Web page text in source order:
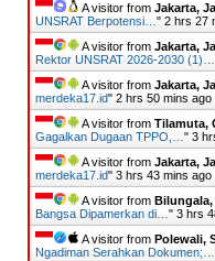
A visitor from Jakarta,
UNSRAT Berpotensi…" 2 hrs 27
A visitor from Jakarta,
Rektor UNSRAT 2026-2030 (1)…
A visitor from Jakarta,
merdeka17.id" 2 hrs 50 mins ago
A visitor from Tilamuta,
Gagalkan Dugaan TPPO,…" 3
A visitor from Jakarta,
merdeka17.id" 3 hrs 43 mins ago
A visitor from
Bangsa Dipamerkan di…" 3 hrs
A visitor from Polewali,
Ngadiman Serahkan Dokumen;…